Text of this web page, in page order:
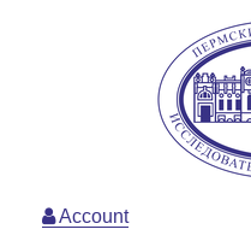
Account